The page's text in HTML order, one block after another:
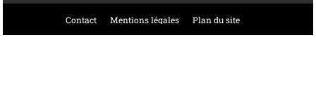
Contact Mentions légales Plan du site